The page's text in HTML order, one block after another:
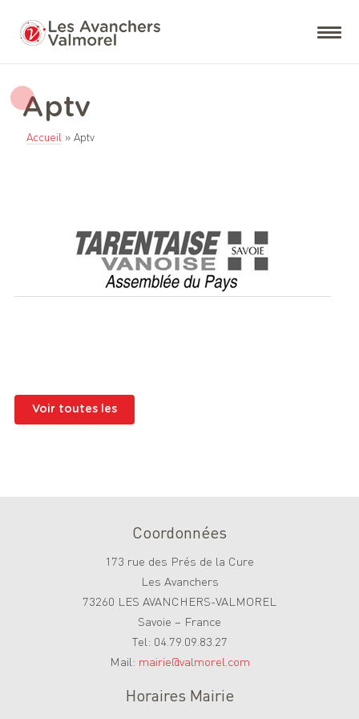
Aptv
Accueil » Aptv
Voir toutes les
Coordonnées
173 rue des Prés de la Cure
Les Avanchers
73260 LES AVANCHERS-VALMOREL
Savoie – France
Tel: 04.79.09.83.27
Mail: mairie@valmorel.com
Horaires Mairie